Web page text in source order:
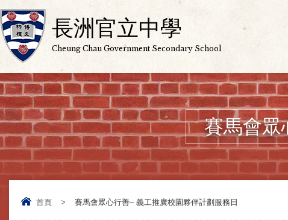
長洲官立中學
Cheung Chau Government Secondary School
賽馬會眾
首頁 > 賽馬會眾心行善– 義工推廣校園夥伴計劃服務日